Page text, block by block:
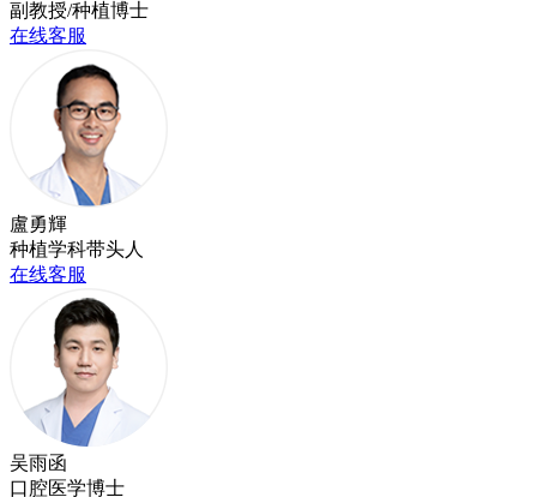
副教授/种植博士
在线客服
盧勇輝
种植学科带头人
在线客服
吴雨函
口腔医学博士